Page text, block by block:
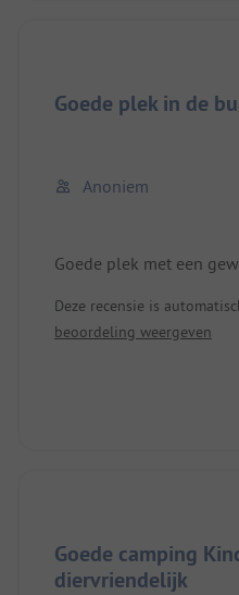
"heerlijke" - we komen
Goede plek in de
Anoniem
Goede plek met een
Deze recensie is
beoordeling weergeven
Goede camping
diervriendelijk